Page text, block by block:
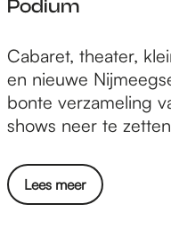
Podium
P
o
d
i
m
Cabaret, theater,
en nieuwe
bonte verzameling
shows neer te
Lees meer